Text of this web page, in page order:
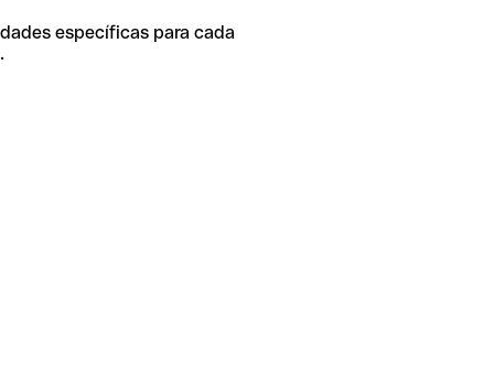
específicas para cada